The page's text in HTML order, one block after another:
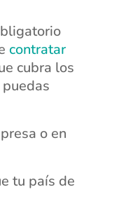
contratar
cubra los
o en
tu país de